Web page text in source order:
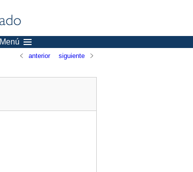
Menú
anterior siguiente